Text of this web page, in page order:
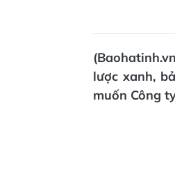
lược xanh,
muốn Công